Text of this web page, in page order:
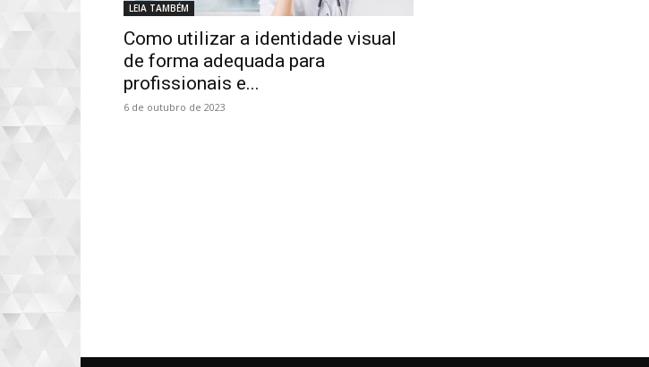
LEIA TAMBÉM
Como utilizar a identidade visual
de forma adequada para
profissionais e...
6 de outubro de 2023